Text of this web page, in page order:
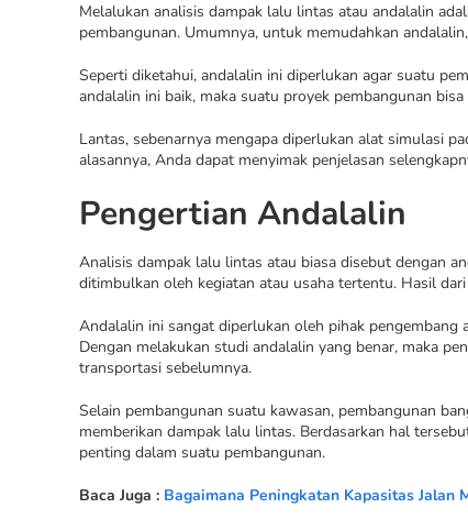
Melalukan analisis dampak lalu lintas atau andalalin
pembangunan. Umumnya, untuk memudahkan
Seperti diketahui, andalalin ini diperlukan agar suatu
andalalin ini baik, maka suatu proyek pembangunan
Lantas, sebenarnya mengapa diperlukan alat simulasi
alasannya, Anda dapat menyimak penjelasan
Pengertian Andalalin
Analisis dampak lalu lintas atau biasa disebut dengan
ditimbulkan oleh kegiatan atau usaha tertentu. Hasil
Andalalin ini sangat diperlukan oleh pihak
Dengan melakukan studi andalalin yang benar, maka
transportasi sebelumnya.
Selain pembangunan suatu kawasan, pembangunan
memberikan dampak lalu lintas. Berdasarkan hal
penting dalam suatu pembangunan.
Baca Juga : Bagaimana Peningkatan Kapasitas Jalan